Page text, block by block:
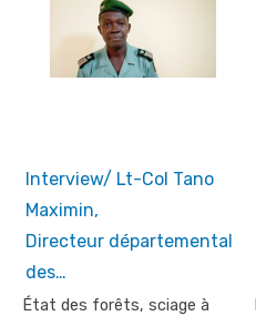
Interview/ Lt-Col Tano
Maximin,
Directeur départemental
des…
État des forêts, sciage à